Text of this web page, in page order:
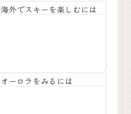
海外でスキーを楽しむには
オーロラをみるには